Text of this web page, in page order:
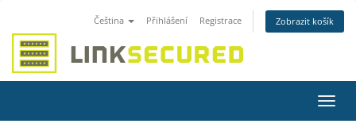
Čeština Přihlášení Registrace Zobrazit košík